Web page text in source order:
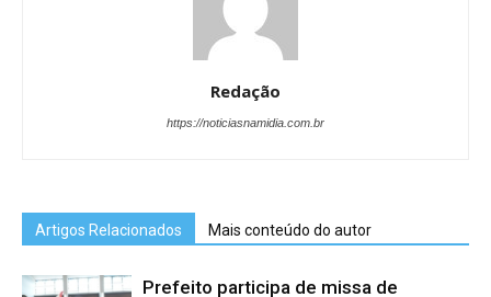
Redação
https://noticiasnamidia.com.br
Artigos Relacionados Mais conteúdo do autor
Prefeito participa de missa de